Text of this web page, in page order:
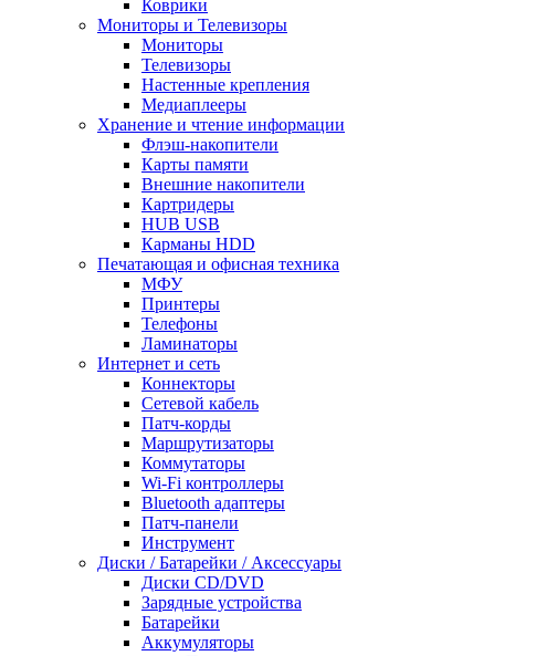
Коврики
Мониторы и Телевизоры
Мониторы
Телевизоры
Настенные крепления
Медиаплееры
Хранение и чтение информации
Флэш-накопители
Карты памяти
Внешние накопители
Картридеры
HUB USB
Карманы HDD
Печатающая и офисная техника
МФУ
Принтеры
Телефоны
Ламинаторы
Интернет и сеть
Коннекторы
Сетевой кабель
Патч-корды
Маршрутизаторы
Коммутаторы
Wi-Fi контроллеры
Bluetooth адаптеры
Патч-панели
Инструмент
Диски / Батарейки / Аксессуары
Диски CD/DVD
Зарядные устройства
Батарейки
Аккумуляторы